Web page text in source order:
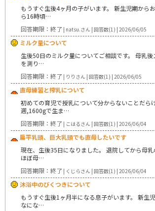
もうすぐ生後4ヶ月の子がいます。 新生児期から
ら16時頃…
回答期限：終了 | natsu.さん | 回答数(1) | 2026/06/05
ミルク量について
生後50日のミルク量についてご相談です。 母乳
を測り…
回答期限：終了 | りりさん | 回答数(1) | 2026/06/05
直母練習と搾乳について
初めての育児で授乳について分からないことだら
週,1600gで生ま…
回答期限：終了 | こはるさん | 回答数(1) | 2026/06/04
扁平乳頭、巨大乳頭でも直母したいです
現在、生後35日になりました。 退院してから母乳
ほぼ母…
回答期限：終了 | くじらさん | 回答数(1) | 2026/06/04
沐浴中のびくつきについて
もうすぐ生後1ヶ月半になる息子がいます。 新生
なにな…